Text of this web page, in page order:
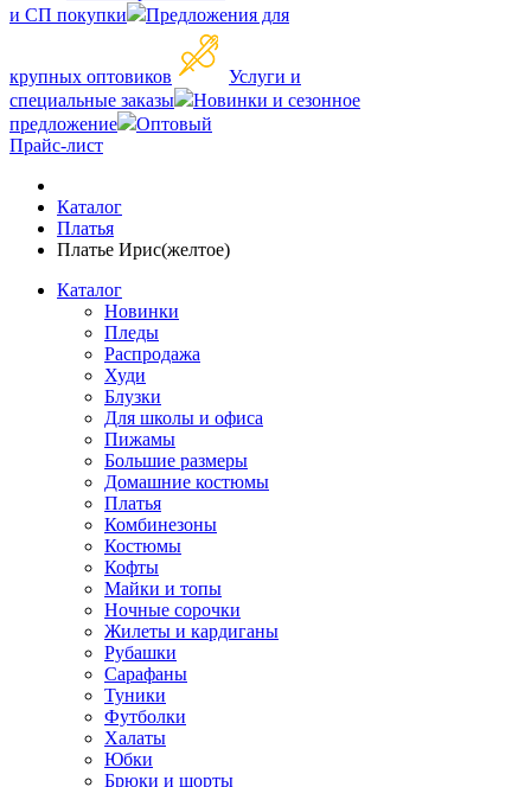
и СП покупки
Предложения для
крупных оптовиков
Услуги и
специальные заказы
Новинки и сезонное
предложение
Оптовый
Прайс-лист
Каталог
Платья
Платье Ирис(желтое)
Каталог
Новинки
Пледы
Распродажа
Худи
Блузки
Для школы и офиса
Пижамы
Большие размеры
Домашние костюмы
Платья
Комбинезоны
Костюмы
Кофты
Майки и топы
Ночные сорочки
Жилеты и кардиганы
Рубашки
Сарафаны
Туники
Футболки
Халаты
Юбки
Брюки и шорты